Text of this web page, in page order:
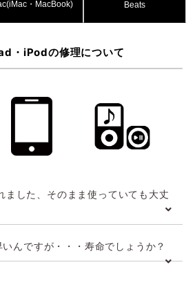
・MacBook) Beats
・iPodの修理について
ました、そのまま使っていても大丈
るなどのケガをする可能性があり危
んですが・・・寿命でしょうか？